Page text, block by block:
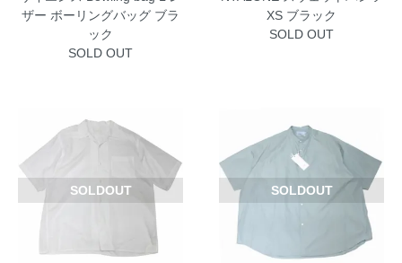
ザー ボーリングバッグ ブラ
ック
SOLD OUT
XS ブラック
SOLD OUT
SOLDOUT SOLDOUT